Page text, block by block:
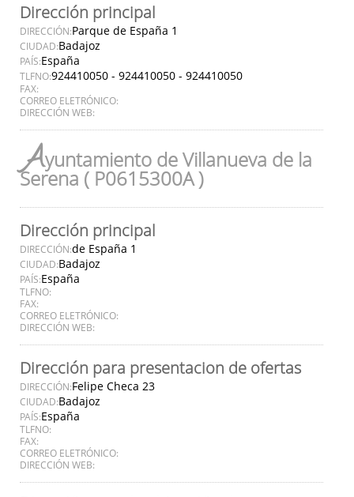
Dirección principal
DIRECCIÓN:Parque de España 1
CIUDAD:Badajoz
PAÍS:España
TLFNO:924410050 - 924410050 - 924410050
FAX:
CORREO ELETRÓNICO:
DIRECCIÓN WEB:
Ayuntamiento de Villanueva de la
Serena ( P0615300A )
Dirección principal
DIRECCIÓN:de España 1
CIUDAD:Badajoz
PAÍS:España
TLFNO:
FAX:
CORREO ELETRÓNICO:
DIRECCIÓN WEB:
Dirección para presentacion de ofertas
DIRECCIÓN:Felipe Checa 23
CIUDAD:Badajoz
PAÍS:España
TLFNO:
FAX:
CORREO ELETRÓNICO:
DIRECCIÓN WEB: